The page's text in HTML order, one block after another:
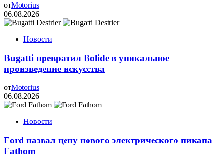
отMotorius
06.08.2026
Новости
Bugatti превратил Bolide в уникальное
произведение искусства
отMotorius
06.08.2026
Новости
Ford назвал цену нового электрического пикапа
Fathom